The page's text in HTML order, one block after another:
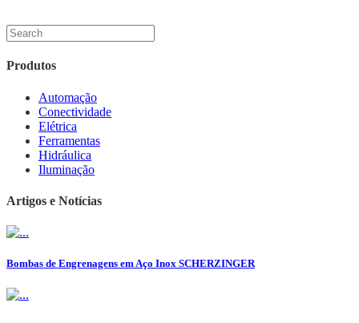
Produtos
Automação
Conectividade
Elétrica
Ferramentas
Hidráulica
Iluminação
Artigos e Notícias
Bombas de Engrenagens em Aço Inox SCHERZINGER